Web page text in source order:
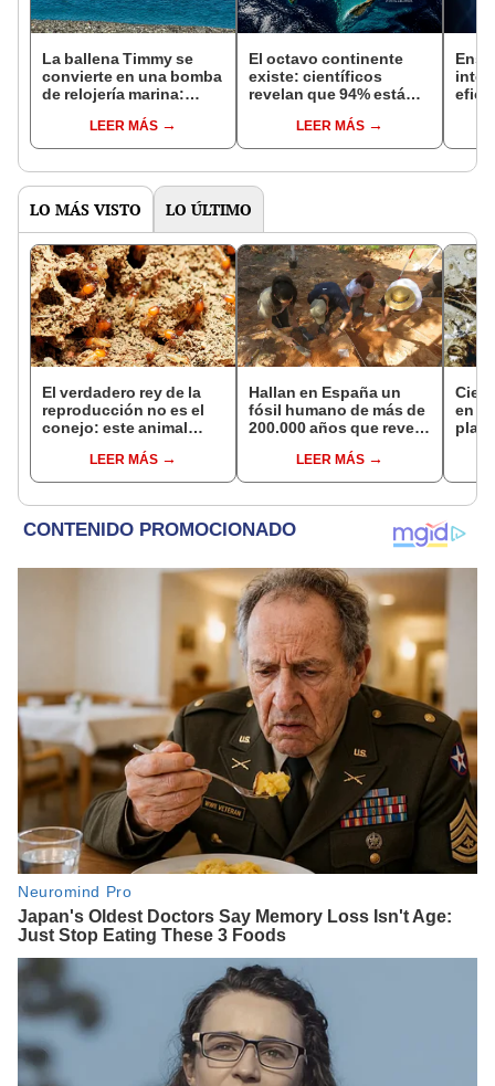
La ballena Timmy se
convierte en una bomba
de relojería marina:
riesgos para el
ecosistema tras su
LEER MÁS
El octavo continente
existe: científicos
revelan que 94% está
redefine los mapas de la
Tierra
LEER MÁS
LO MÁS VISTO LO ÚLTIMO
El verdadero rey de la
reproducción no es el
conejo: este animal
tres segundos, vive
hasta 50 años y solo no
LEER MÁS
Hallan en España un
fósil humano de más de
200.000 años que revela
compleja de lo esperado
LEER MÁS
en la
del